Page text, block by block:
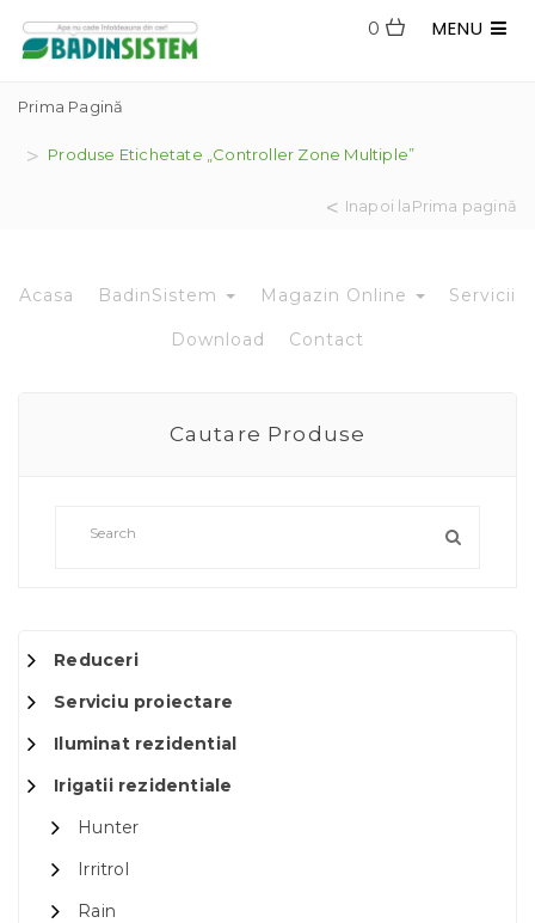
MENU
0
Prima Pagină
Produse Etichetate „controller Zone Multiple”
Inapoi laPrima pagină
Acasa BadinSistem Magazin Online Servicii
Download Contact
Cautare Produse
Reduceri
Serviciu proiectare
Iluminat rezidential
Irigatii rezidentiale
Hunter
Irritrol
Rain